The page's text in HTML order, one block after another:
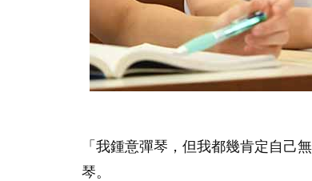
「我鍾意彈琴，但我都幾肯定自己
琴。